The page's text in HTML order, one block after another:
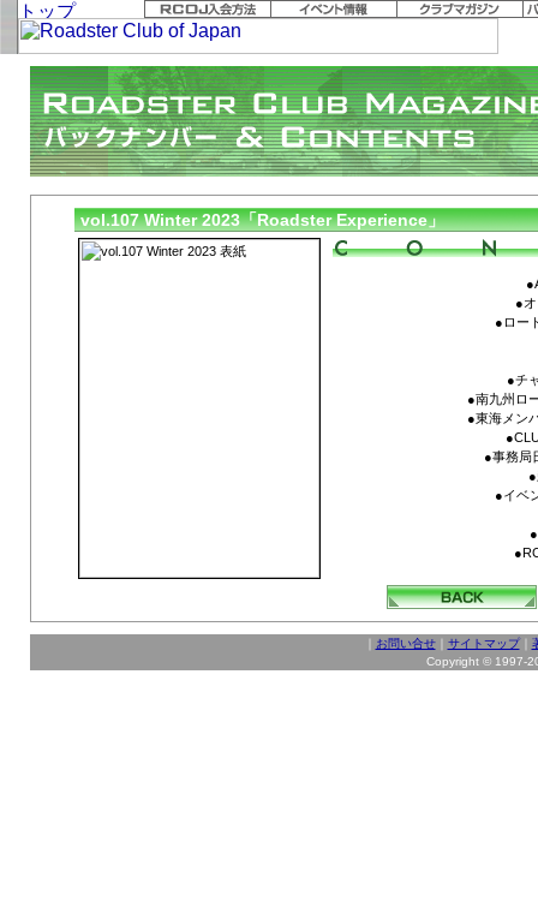
vol.107 Winter 2023「Roadster Experience」
●
●ロー
●チ
●南九州ロ
●東海メン
●事務局
●イベ
お問い合せ｜ サイトマップ｜
Copyright © 1997-